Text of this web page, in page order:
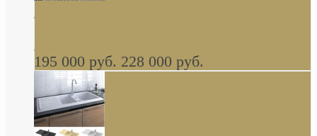
Butterfly Scarabeo КОМПЛЕКТ санфаянса
глянцевая платина В НАЛИЧИИ
195 000 руб. 228 000 руб.